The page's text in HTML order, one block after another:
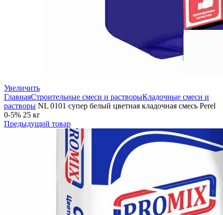
Увеличить
ГлавнаяСтроительные смеси и растворыКладочные смеси и
растворы NL 0101 супер белый цветная кладочная смесь Perel
0-5% 25 кг
Предыдущий товар